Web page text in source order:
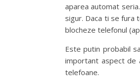
aparea automat
sigur. Daca ti se fura
blocheze telefonul
Este putin probabil
important aspect de
telefoane.